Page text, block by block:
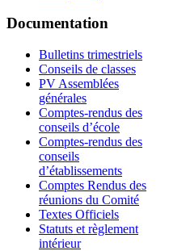
Documentation
Bulletins trimestriels
Conseils de classes
PV Assemblées
générales
Comptes-rendus des
conseils d’école
Comptes-rendus des
conseils
d’établissements
Comptes Rendus des
réunions du Comité
Textes Officiels
Statuts et règlement
intérieur